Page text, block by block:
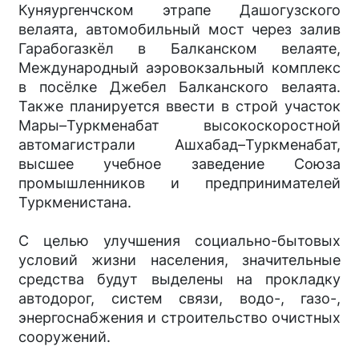
Куняургенчском этрапе Дашогузского
велаята, автомобильный мост через залив
Гарабогазкёл в Балканском велаяте,
Международный аэровокзальный комплекс
в посёлке Джебел Балканского велаята.
Также планируется ввести в строй участок
Мары–Турк­менабат высокоскоростной
автомагистрали Ашхабад–Туркменабат,
высшее учебное заведение Союза
промышленников и предпринимателей
Туркменистана.
С целью улучшения социально-бытовых
условий жизни населения, значительные
средства будут выделены на прокладку
автодорог, систем связи, водо-, газо-,
энергоснабжения и строительство очистных
сооружений.